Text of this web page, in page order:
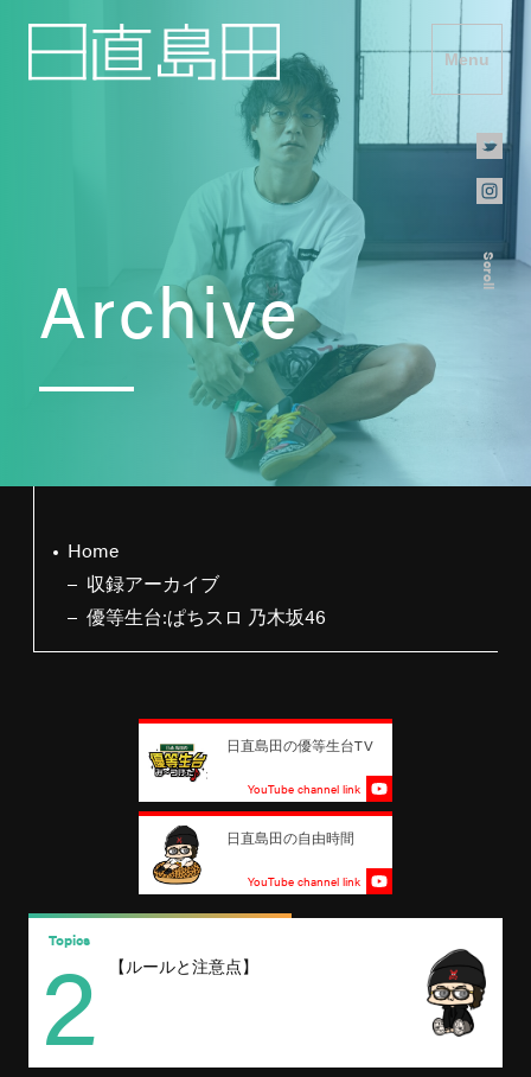
Menu
Scroll
Archive
Home
収録アーカイブ
優等生台:ぱちスロ 乃木坂46
日直島田の優等生台TV
YouTube channel link
日直島田の自由時間
YouTube channel link
【ルールと注意点】
Topics
2